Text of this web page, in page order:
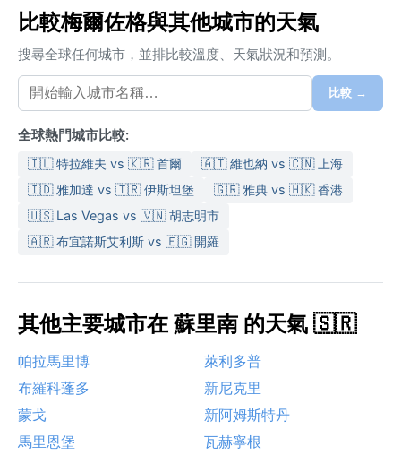
比較梅爾佐格與其他城市的天氣
搜尋全球任何城市，並排比較溫度、天氣狀況和預測。
比較 →
全球熱門城市比較:
🇮🇱 特拉維夫 vs 🇰🇷 首爾
🇦🇹 維也納 vs 🇨🇳 上海
🇮🇩 雅加達 vs 🇹🇷 伊斯坦堡
🇬🇷 雅典 vs 🇭🇰 香港
🇺🇸 Las Vegas vs 🇻🇳 胡志明市
🇦🇷 布宜諾斯艾利斯 vs 🇪🇬 開羅
其他主要城市在 蘇里南 的天氣 🇸🇷
帕拉馬里博
萊利多普
布羅科蓬多
新尼克里
蒙戈
新阿姆斯特丹
馬里恩堡
瓦赫寧根